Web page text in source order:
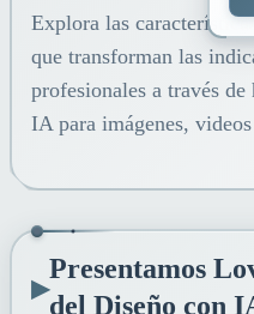
Explora las
que transforman las
profesionales a través
IA para imágenes,
▸Presentamos
del Diseño con